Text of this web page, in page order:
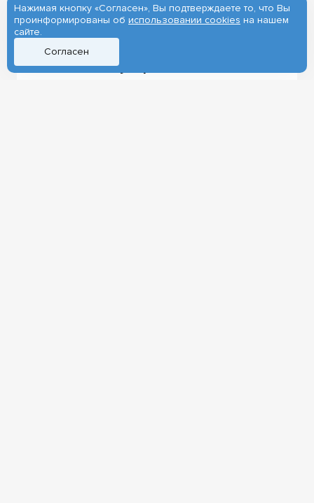
направлению новых материалов и
химии». Программы повышения
квалификации разработаны
Томским государственным
Нажимая кнопку «Согласен», Вы подтверждаете то, что Вы
проинформированы об использовании cookies на нашем
сайте.
Согласен